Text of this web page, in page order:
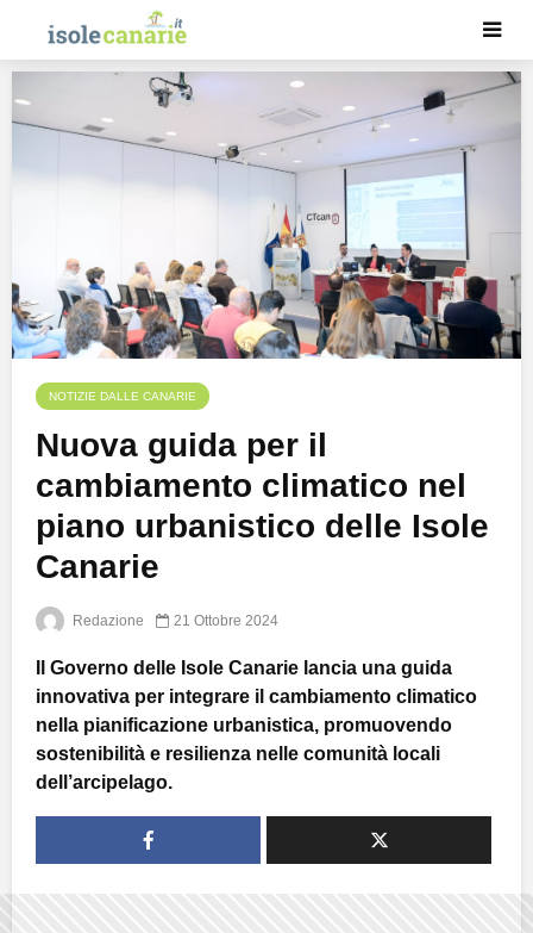
NOTIZIE DALLE CANARIE
Nuova guida per il
cambiamento climatico nel
piano urbanistico delle Isole
Canarie
Redazione 21 Ottobre 2024
Il Governo delle Isole Canarie lancia una guida
innovativa per integrare il cambiamento climatico
nella pianificazione urbanistica, promuovendo
sostenibilità e resilienza nelle comunità locali
dell’arcipelago.